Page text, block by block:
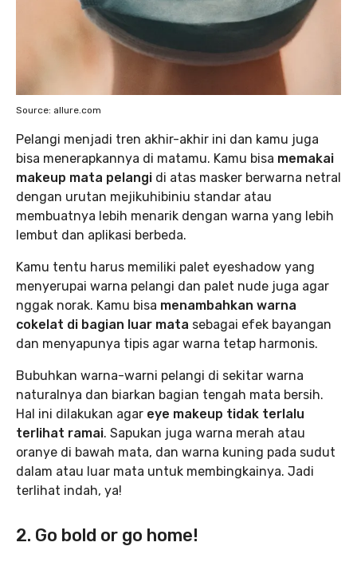
Source: allure.com
Pelangi menjadi tren akhir-akhir ini dan kamu juga
bisa menerapkannya di matamu. Kamu bisa memakai
makeup mata pelangi di atas masker berwarna netral
dengan urutan mejikuhibiniu standar atau
membuatnya lebih menarik dengan warna yang lebih
lembut dan aplikasi berbeda.
Kamu tentu harus memiliki palet eyeshadow yang
menyerupai warna pelangi dan palet nude juga agar
nggak norak. Kamu bisa menambahkan warna
cokelat di bagian luar mata sebagai efek bayangan
dan menyapunya tipis agar warna tetap harmonis.
Bubuhkan warna-warni pelangi di sekitar warna
naturalnya dan biarkan bagian tengah mata bersih.
Hal ini dilakukan agar eye makeup tidak terlalu
terlihat ramai. Sapukan juga warna merah atau
oranye di bawah mata, dan warna kuning pada sudut
dalam atau luar mata untuk membingkainya. Jadi
terlihat indah, ya!
2. Go bold or go home!